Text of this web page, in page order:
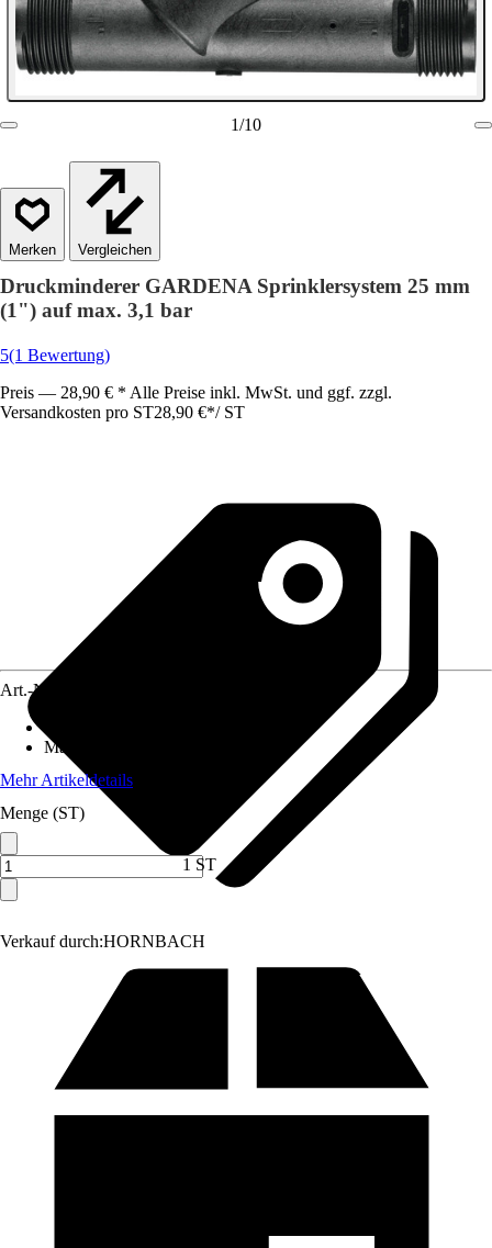
1/10
Vergleichen
Druckminderer GARDENA Sprinklersystem 25 mm
(1") auf max. 3,1 bar
5(1 Bewertung)
Preis — 28,90 € * Alle Preise inkl. MwSt. und ggf. zzgl.
Versandkosten pro ST28,90 €*/ ST
Verkauf durch:HORNBACH
Art.-Nr.
Material
Mehr Artikeldetails
Menge (ST)
1 ST